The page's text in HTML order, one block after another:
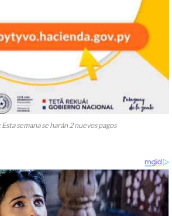
semana se harán 2 nuevos pagos